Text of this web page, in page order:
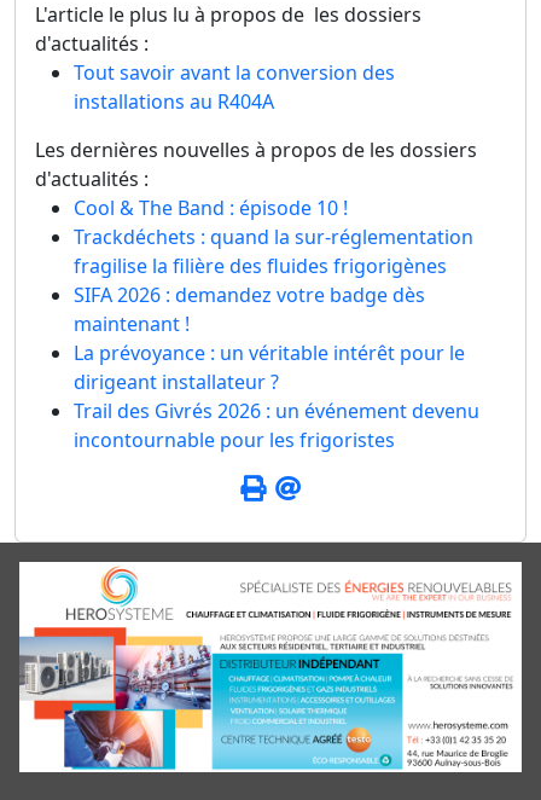
L'article le plus lu à propos de les dossiers
d'actualités :
Tout savoir avant la conversion des
installations au R404A
Les dernières nouvelles à propos de les dossiers
d'actualités :
Cool & The Band : épisode 10 !
Trackdéchets : quand la sur-réglementation
fragilise la filière des fluides frigorigènes
SIFA 2026 : demandez votre badge dès
maintenant !
La prévoyance : un véritable intérêt pour le
dirigeant installateur ?
Trail des Givrés 2026 : un événement devenu
incontournable pour les frigoristes